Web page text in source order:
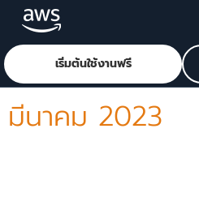
ข้ามไปที่เนื้อหาหลักคลิกที่นี่เพื่อกลับไปยังหน้าแ
เริ่มต้นใช้งานฟรี
มีนาคม 2023